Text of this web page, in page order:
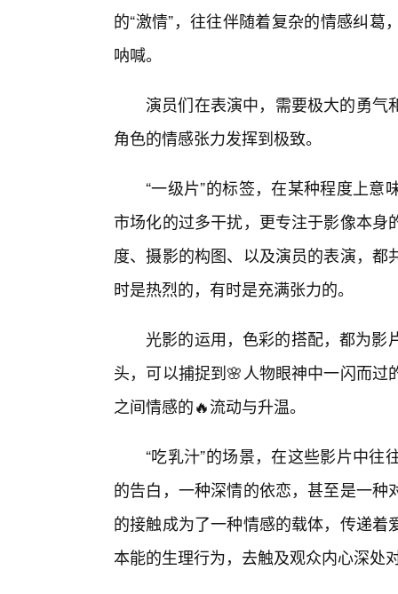
的“激情”，往往伴随着复杂的情感纠
呐喊。
演员们在表演中，需要极大的勇气
角色的情感张力发挥到极致。
“一级片”的标签，在某种程度上
市场化的过多干扰，更专注于影像本
度、摄影的构图、以及演员的表演，
时是热烈的，有时是充满张力的。
光影的运用，色彩的搭配，都为
头，可以捕捉到🌸人物眼神中一闪而
之间情感的🔥流动与升温。
“吃乳汁”的场景，在这些影片中
的告白，一种深情的依恋，甚至是一
的接触成为了一种情感的载体，传递
本能的生理行为，去触及观众内心深处